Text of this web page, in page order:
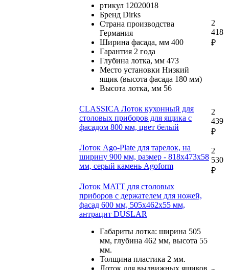
ртикул 12020018
Бренд Dirks
Страна производства
Германия
Ширина фасада, мм 400
Гарантия 2 года
Глубина лотка, мм 473
Место установки Низкий
ящик (высота фасада 180 мм)
Высота лотка, мм 56
2
418
₽
CLASSICA Лоток кухонный для
столовых приборов для ящика c
фасадом 800 мм, цвет белый
2
439
₽
Лоток Ago-Plate для тарелок, на
ширину 900 мм, размер - 818х473х58
мм, серый камень Agoform
2
530
₽
Лоток MATT для столовых
приборов с держателем для ножей,
фасад 600 мм, 505х462х55 мм,
антрацит DUSLAR
Габариты лотка: ширина 505
мм, глубина 462 мм, высота 55
мм.
Толщина пластика 2 мм.
Лоток для выдвижных ящиков